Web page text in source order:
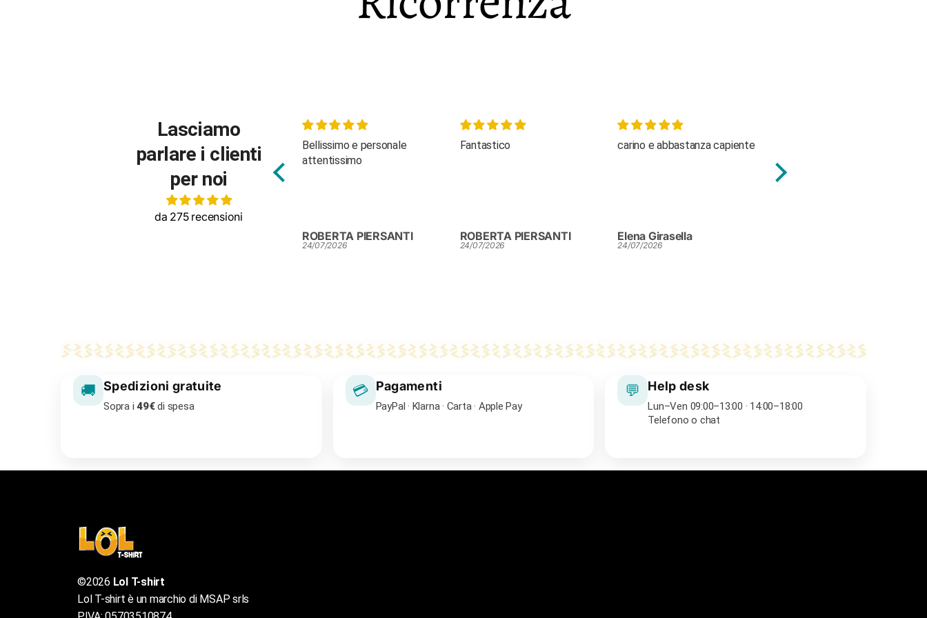
Lasciamo
parlare i clienti
per noi
da 275 recensioni
Body molto carino, buon
tessuto
Bellissimo e personale
attentissimo
ROBERTA PIERSANTI
24/07/2026
Fantastico
ROBERTA PIERSANTI
24/07/2026
carino e abbastanza capiente
Elena Girasella
24/07/2026
buona qualità
🚚 Spedizioni gratuite
Sopra i49€di spesa
💳 Pagamenti
PayPal · Klarna · Carta · Apple Pay
💬 Help desk
Lun–Ven 09:00–13:00 · 14:00–18:00
Telefono o chat
©2026 Lol T-shirt
Lol T-shirt è un marchio di MSAP srls